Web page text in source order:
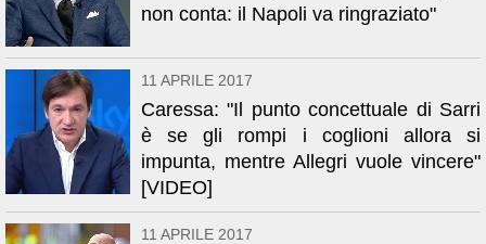
non conta: il Napoli va ringraziato"
11 APRILE 2017
Caressa: "Il punto concettuale di Sarri
è se gli rompi i coglioni allora si
impunta, mentre Allegri vuole vincere"
[VIDEO]
11 APRILE 2017